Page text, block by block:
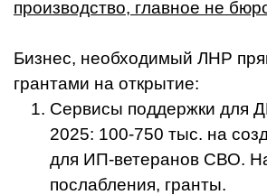
производство, главное не
Бизнес, необходимый ЛНР
грантами на открытие:
Сервисы поддержки для
2025: 100-750 тыс. на
для ИП-ветеранов СВО.
послабления, гранты.